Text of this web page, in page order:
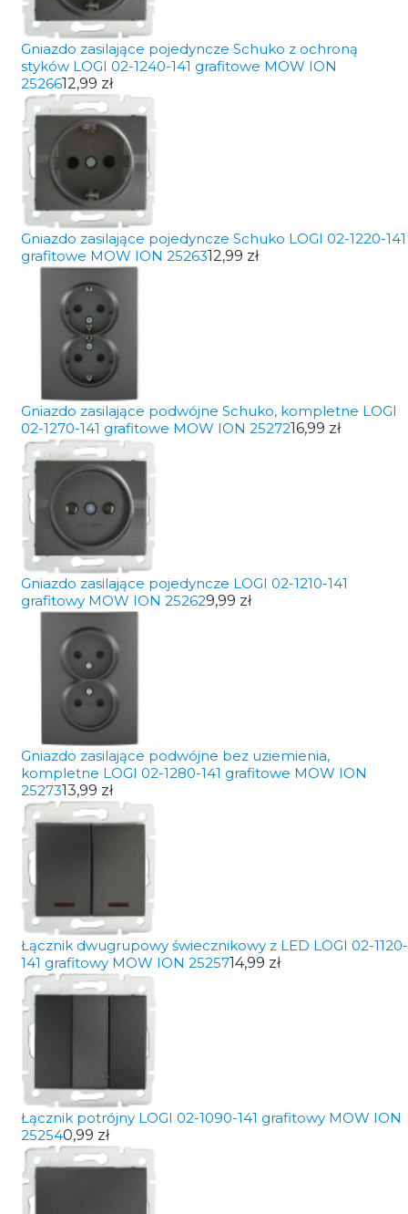
Gniazdo zasilające pojedyncze Schuko z ochroną
styków LOGI 02-1240-141 grafitowe MOW ION
2526612,99 zł
Gniazdo zasilające pojedyncze Schuko LOGI 02-1220-141
grafitowe MOW ION 2526312,99 zł
Gniazdo zasilające podwójne Schuko, kompletne LOGI
02-1270-141 grafitowe MOW ION 2527216,99 zł
Gniazdo zasilające pojedyncze LOGI 02-1210-141
grafitowy MOW ION 252629,99 zł
Gniazdo zasilające podwójne bez uziemienia,
kompletne LOGI 02-1280-141 grafitowe MOW ION
2527313,99 zł
Łącznik dwugrupowy świecznikowy z LED LOGI 02-1120-
141 grafitowy MOW ION 2525714,99 zł
Łącznik potrójny LOGI 02-1090-141 grafitowy MOW ION
252540,99 zł